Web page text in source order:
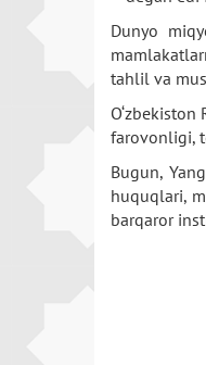
Dunyo
tahlil va
farovonligi,
Bugun,
huquqlari,
barqaror